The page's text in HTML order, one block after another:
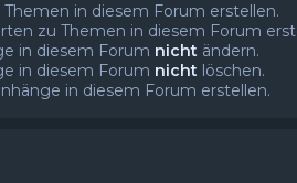
in diesem Forum erstellen.
zu Themen in diesem Forum
in diesem Forum nicht ändern.
in diesem Forum nicht löschen.
in diesem Forum erstellen.